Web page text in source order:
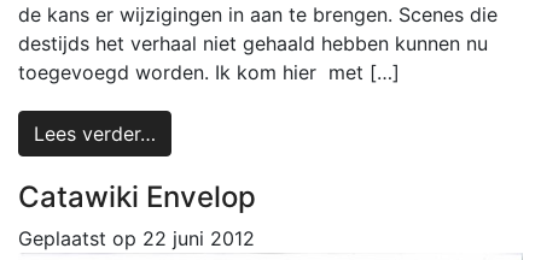
de kans er wijzigingen in aan te brengen. Scenes die
destijds het verhaal niet gehaald hebben kunnen nu
toegevoegd worden. Ik kom hier met […]
Lees verder…
Catawiki Envelop
Geplaatst op 22 juni 2012